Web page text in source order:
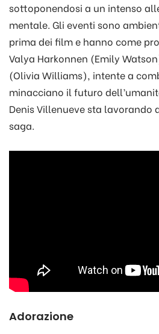
sottoponendosi a un intenso
mentale. Gli eventi sono
prima dei film e hanno come
Valya Harkonnen (Emily
(Olivia Williams), intente a
minacciano il futuro
Denis Villenueve sta lavorando
saga.
Adorazione